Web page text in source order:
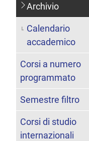
Archivio
Calendario
accademico
Corsi a numero
programmato
Semestre filtro
Corsi di studio
internazionali